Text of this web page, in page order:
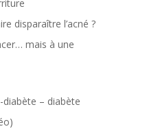
disparaître l’acné ?
mais à une
diabète – diabète